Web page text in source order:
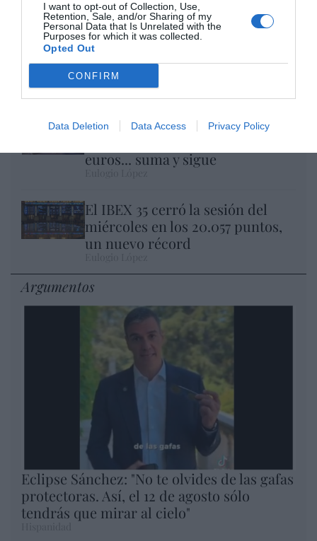
I want to opt-out of Collection, Use,
Retention, Sale, and/or Sharing of my
Personal Data that Is Unrelated with the
Purposes for which it was collected.
Opted Out
CONFIRM
Data Deletion Data Access Privacy Policy
Nokia, Ericsson... Huawei: lo que importan
son las patentes
Eulogio López
Isabel Pantoja pierde dos pleitos
euros... suma y sigue
El IBEX 35 cerró la sesión del
miércoles en los 20.057 puntos,
un nuevo récord
Argumentos
Eclipse Sánchez: "No te olvides de las gafas
protectoras. Así, el 12 de agosto sólo
tendrás que mirar al cielo"